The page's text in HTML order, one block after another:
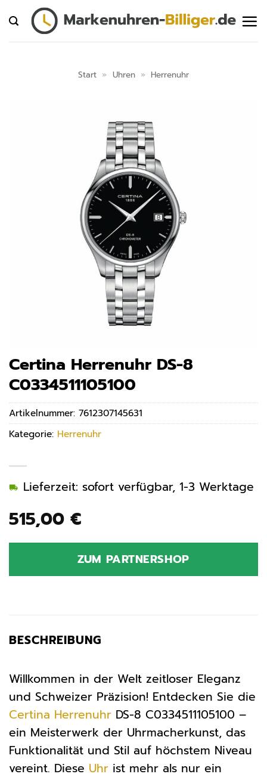
Inhalt
springen
Start » Uhren » Herrenuhr
Certina Herrenuhr DS-8
C0334511105100
515,00 €
Lieferzeit: sofort verfügbar, 1-3 Werktage
ZUM PARTNERSHOP
Artikelnummer: 7612307145631
Kategorie: Herrenuhr
BESCHREIBUNG
Willkommen in der Welt zeitloser Eleganz
und Schweizer Präzision! Entdecken Sie die
Certina Herrenuhr DS-8 C0334511105100 –
ein Meisterwerk der Uhrmacherkunst, das
Funktionalität und Stil auf höchstem Niveau
vereint. Diese Uhr ist mehr als nur ein